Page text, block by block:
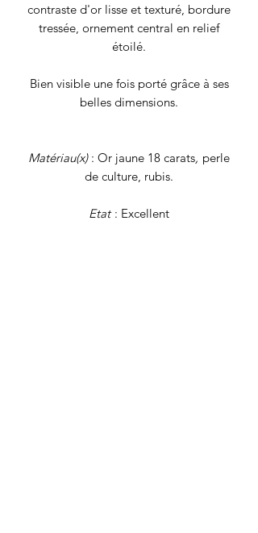
contraste d'or lisse et texturé, bordure
tressée, ornement central en relief
étoilé.
Bien visible une fois porté grâce à ses
belles dimensions.
Matériau(x): Or jaune 18 carats, perle
de culture, rubis.
Etat: Excellent